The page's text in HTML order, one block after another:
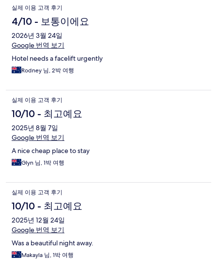
실제 이용 고객 후기
4/10 - 보통이에요
2026년 3월 24일
Google 번역 보기
Hotel needs a facelift urgently
Rodney 님, 2박 여행
실제 이용 고객 후기
10/10 - 최고예요
2025년 8월 7일
Google 번역 보기
A nice cheap place to stay
Glyn 님, 1박 여행
실제 이용 고객 후기
10/10 - 최고예요
2025년 12월 24일
Google 번역 보기
Was a beautiful night away.
Makayla 님, 1박 여행